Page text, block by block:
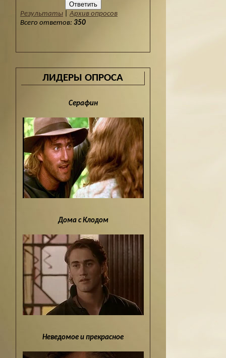
Результаты
Архив опросов
Всего ответов: 350
ЛИДЕРЫ ОПРОСА
Серафин
Дома с Клодом
Неведомое и прекрасное